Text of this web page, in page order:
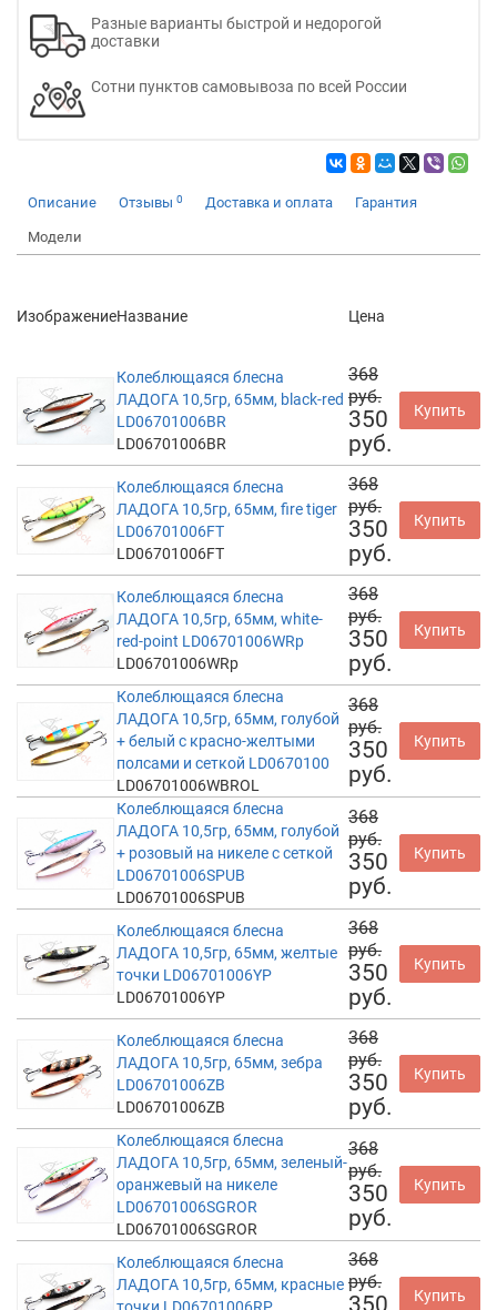
Разные варианты быстрой и недорогой
доставки
Сотни пунктов самовывоза по всей России
Описание Отзывы 0 Доставка и оплата Гарантия
Модели
ИзображениеНазвание Цена
Колеблющаяся блесна
ЛАДОГА 10,5гр, 65мм, black-red
LD06701006BR
LD06701006BR
368
руб.
350
руб.
Купить
Колеблющаяся блесна
ЛАДОГА 10,5гр, 65мм, fire tiger
LD06701006FT
LD06701006FT
368
руб.
350
руб.
Купить
Колеблющаяся блесна
ЛАДОГА 10,5гр, 65мм, white-
red-point LD06701006WRp
LD06701006WRp
368
руб.
350
руб.
Купить
Колеблющаяся блесна
ЛАДОГА 10,5гр, 65мм, голубой
+ белый с красно-желтыми
полсами и сеткой LD0670100
LD06701006WBROL
368
руб.
350
руб.
Купить
Колеблющаяся блесна
ЛАДОГА 10,5гр, 65мм, голубой
+ розовый на никеле с сеткой
LD06701006SPUB
LD06701006SPUB
368
руб.
350
руб.
Купить
Колеблющаяся блесна
ЛАДОГА 10,5гр, 65мм, желтые
точки LD06701006YP
LD06701006YP
368
руб.
350
руб.
Купить
Колеблющаяся блесна
ЛАДОГА 10,5гр, 65мм, зебра
LD06701006ZB
LD06701006ZB
368
руб.
350
руб.
Купить
Колеблющаяся блесна
ЛАДОГА 10,5гр, 65мм, зеленый-
оранжевый на никеле
LD06701006SGROR
LD06701006SGROR
368
руб.
350
руб.
Купить
Колеблющаяся блесна
ЛАДОГА 10,5гр, 65мм, красные
368
руб.
Купить